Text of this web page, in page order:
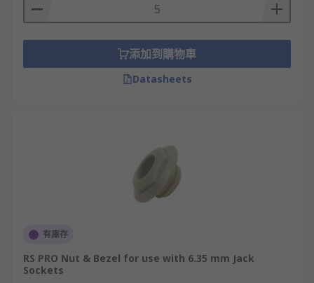
添加到購物車
Datasheets
有庫存
RS PRO Nut & Bezel for use with 6.35 mm Jack
Sockets